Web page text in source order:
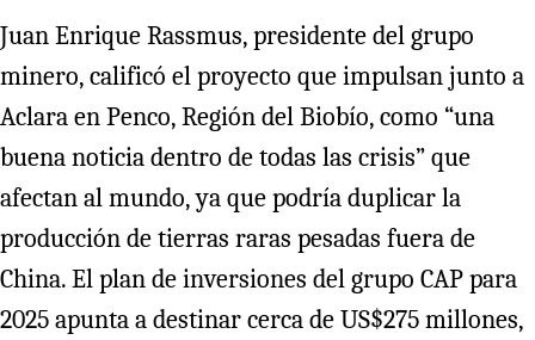
Juan Enrique Rassmus, presidente del grupo
minero, calificó el proyecto que impulsan junto a
Aclara en Penco, Región del Biobío, como “una
buena noticia dentro de todas las crisis” que
afectan al mundo, ya que podría duplicar la
producción de tierras raras pesadas fuera de
China. El plan de inversiones del grupo CAP para
2025 apunta a destinar cerca de US$275 millones,